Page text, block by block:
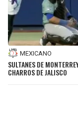
MEXICANO
SULTANES DE
CHARROS DE JALISCO